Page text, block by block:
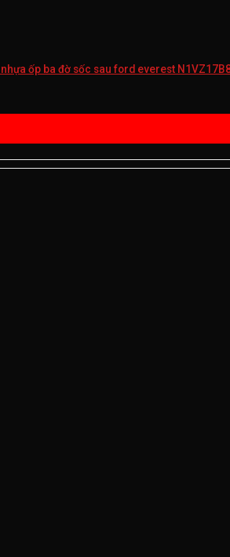
ốp ba đờ sốc sau ford everest